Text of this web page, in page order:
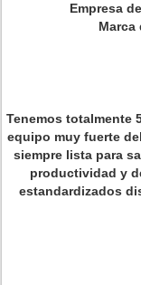
Empresa
Marca
Tenemos totalmente
equipo muy fuerte
siempre lista para
productividad y
estandardizados